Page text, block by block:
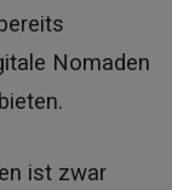
Nomaden
ist zwar